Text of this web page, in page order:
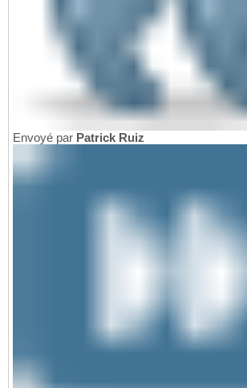
Envoyé par Patrick Ruiz